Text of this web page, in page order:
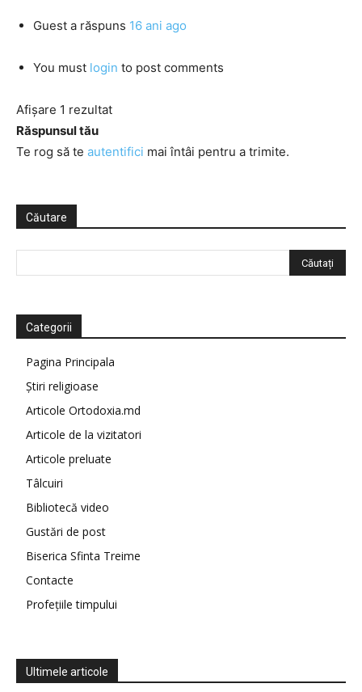
Guest a răspuns 16 ani ago
You must login to post comments
Afișare 1 rezultat
Răspunsul tău
Te rog să te autentifici mai întâi pentru a trimite.
Căutare
Categorii
Pagina Principala
Știri religioase
Articole Ortodoxia.md
Articole de la vizitatori
Articole preluate
Tâlcuiri
Bibliotecă video
Gustări de post
Biserica Sfinta Treime
Contacte
Profețiile timpului
Ultimele articole